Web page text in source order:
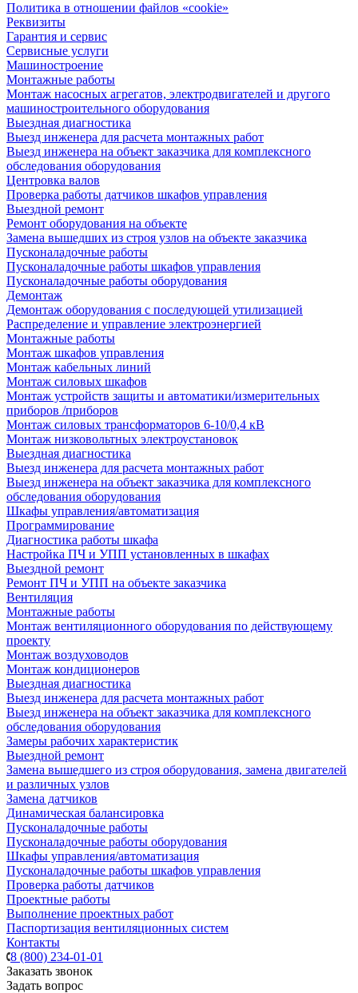
Политика в отношении файлов «cookie»
Реквизиты
Гарантия и сервис
Сервисные услуги
Машиностроение
Монтажные работы
Монтаж насосных агрегатов, электродвигателей и другого
машиностроительного оборудования
Выездная диагностика
Выезд инженера для расчета монтажных работ
Выезд инженера на объект заказчика для комплексного
обследования оборудования
Центровка валов
Проверка работы датчиков шкафов управления
Выездной ремонт
Ремонт оборудования на объекте
Замена вышедших из строя узлов на объекте заказчика
Пусконаладочные работы
Пусконаладочные работы шкафов управления
Пусконаладочные работы оборудования
Демонтаж
Демонтаж оборудования с последующей утилизацией
Распределение и управление электроэнергией
Монтажные работы
Монтаж шкафов управления
Монтаж кабельных линий
Монтаж силовых шкафов
Монтаж устройств защиты и автоматики/измерительных
приборов /приборов
Монтаж силовых трансформаторов 6-10/0,4 кВ
Монтаж низковольтных электроустановок
Выездная диагностика
Выезд инженера для расчета монтажных работ
Выезд инженера на объект заказчика для комплексного
обследования оборудования
Шкафы управления/автоматизация
Программирование
Диагностика работы шкафа
Настройка ПЧ и УПП установленных в шкафах
Выездной ремонт
Ремонт ПЧ и УПП на объекте заказчика
Вентиляция
Монтажные работы
Монтаж вентиляционного оборудования по действующему
проекту
Монтаж воздуховодов
Монтаж кондиционеров
Выездная диагностика
Выезд инженера для расчета монтажных работ
Выезд инженера на объект заказчика для комплексного
обследования оборудования
Замеры рабочих характеристик
Выездной ремонт
Замена вышедшего из строя оборудования, замена двигателей
и различных узлов
Замена датчиков
Динамическая балансировка
Пусконаладочные работы
Пусконаладочные работы оборудования
Шкафы управления/автоматизация
Пусконаладочные работы шкафов управления
Проверка работы датчиков
Проектные работы
Выполнение проектных работ
Паспортизация вентиляционных систем
Контакты
8 (800) 234-01-01
Заказать звонок
Задать вопрос